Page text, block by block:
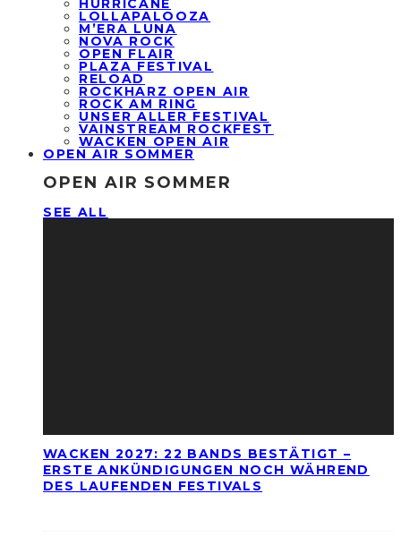
HURRICANE
LOLLAPALOOZA
M’ERA LUNA
NOVA ROCK
OPEN FLAIR
PLAZA FESTIVAL
RELOAD
ROCKHARZ OPEN AIR
ROCK AM RING
UNSER ALLER FESTIVAL
VAINSTREAM ROCKFEST
WACKEN OPEN AIR
OPEN AIR SOMMER
OPEN AIR SOMMER
SEE ALL
WACKEN 2027: 22 BANDS BESTÄTIGT –
ERSTE ANKÜNDIGUNGEN NOCH WÄHREND
DES LAUFENDEN FESTIVALS